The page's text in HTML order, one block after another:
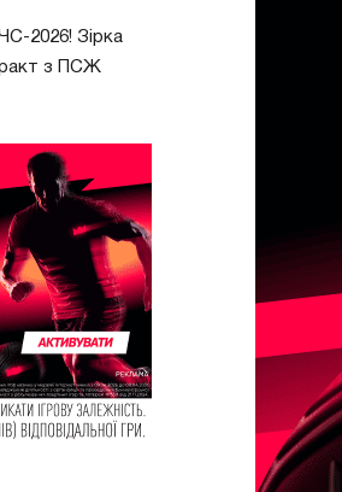
2026! Зірка
з ПСЖ